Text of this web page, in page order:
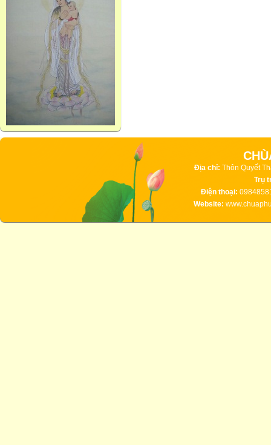
Địa chỉ: Thôn Quyết
Trụ
Điện thoại:
Website: